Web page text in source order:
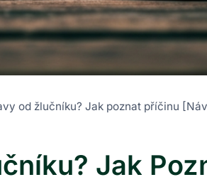
od žlučníku? Jak poznat příčinu
Jak